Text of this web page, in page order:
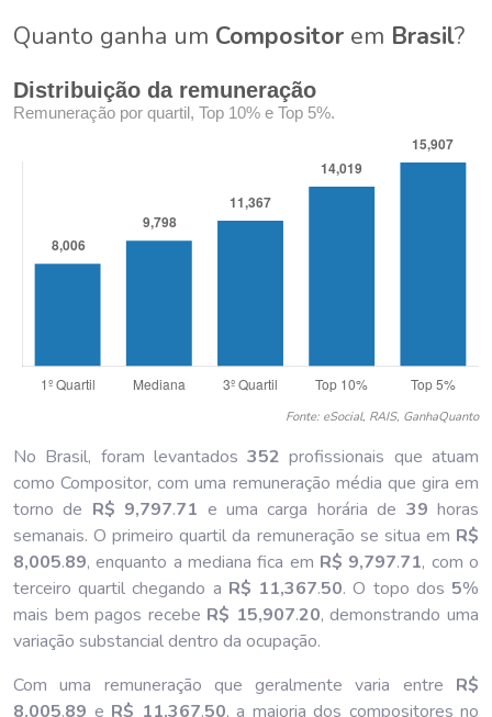
Quanto ganha um Compositor em Brasil?
Distribuição da remuneração
Remuneração por quartil, Top 10% e Top 5%.
Fonte: eSocial, RAIS, GanhaQuanto
No Brasil, foram levantados352 profissionais que atuam
como Compositor, com uma remuneração média que gira em
torno de R$ 9,797.71 e uma carga horária de 39 horas
semanais. O primeiro quartil da remuneração se situa em R$
8,005.89, enquanto a mediana fica em R$ 9,797.71, com o
terceiro quartil chegando a R$ 11,367.50. O topo dos 5%
mais bem pagos recebe R$ 15,907.20, demonstrando uma
variação substancial dentro da ocupação.
Com uma remuneração que geralmente varia entre R$
8,005.89 e R$ 11,367.50, a maioria dos compositores no